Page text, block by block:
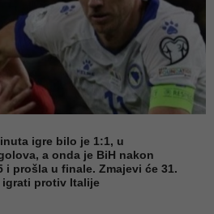
igre bilo je 1:1, u
a onda je BiH nakon
i prošla u finale. Zmajevi će 31.
protiv Italije